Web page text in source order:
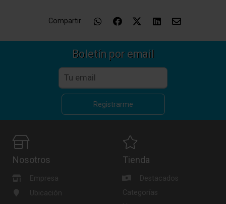
Compartir
Boletín por email
Registrarme
Nosotros
Empresa
Ubicación
Tienda
Destacados
Categorías